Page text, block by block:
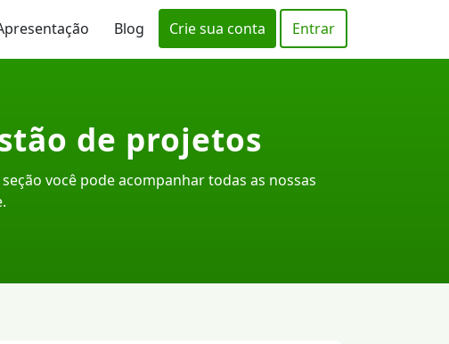
Blog Crie sua conta Entrar
de projetos
você pode acompanhar todas as nossas